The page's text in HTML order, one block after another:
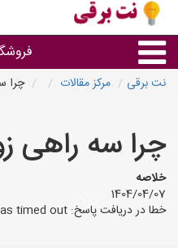
نت برقی مرکز مقالات چرا
چرا سه راهی
خلاصه
1404/04/07
خطا در دریافت پاسخ: The operation has timed out